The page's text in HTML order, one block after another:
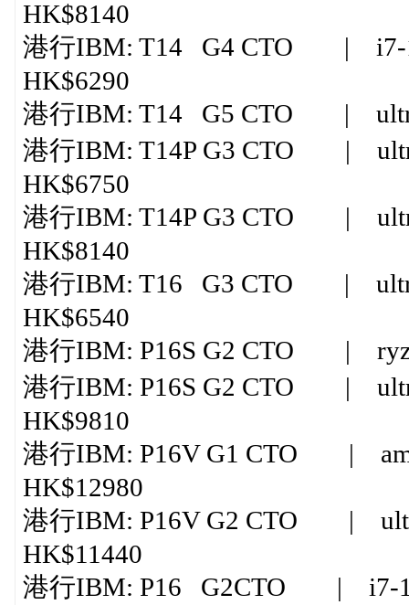
HK$8140
港行IBM: T14 G4 CTO | i7-
HK$6290
港行IBM: T14 G5 CTO |
港行IBM: T14P G3 CTO |
HK$6750
港行IBM: T14P G3 CTO |
HK$8140
港行IBM: T16 G3 CTO |
HK$6540
港行IBM: P16S G2 CTO |
港行IBM: P16S G2 CTO |
HK$9810
港行IBM: P16V G1 CTO |
HK$12980
港行IBM: P16V G2 CTO |
HK$11440
港行IBM: P16 G2CTO | i7-